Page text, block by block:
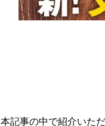
本記事の中で紹介いた